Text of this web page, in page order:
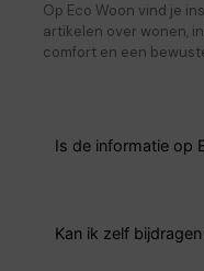
Op Eco Woon vind je
artikelen over wonen,
comfort en een
Is de informatie op
Kan ik zelf